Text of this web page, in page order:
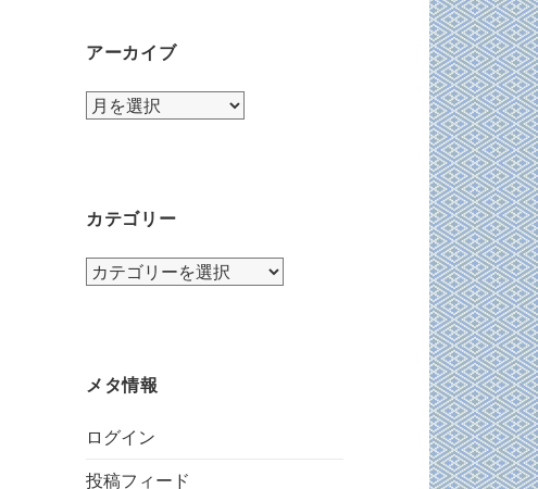
アーカイブ
ア
ブ
カテゴリー
カ
ー
メタ情報
ログイン
投稿フィード